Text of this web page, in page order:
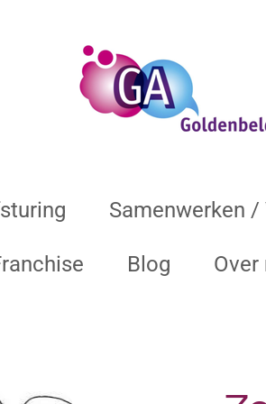
Samenwerken /
Blog Over